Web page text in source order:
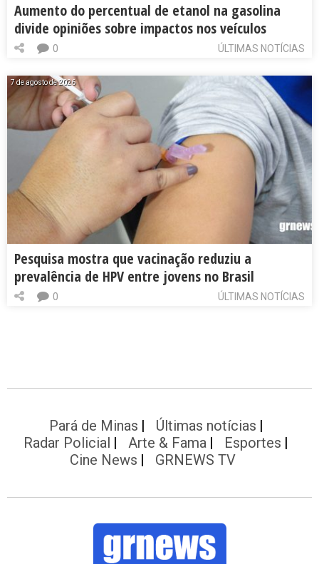
Aumento do percentual de etanol na gasolina
divide opiniões sobre impactos nos veículos
ÚLTIMAS NOTÍCIAS
0
7 de agosto de 2026
Pesquisa mostra que vacinação reduziu a
prevalência de HPV entre jovens no Brasil
ÚLTIMAS NOTÍCIAS
0
Pará de Minas
Últimas notícias
Radar Policial
Arte & Fama
Esportes
Cine News
GRNEWS TV